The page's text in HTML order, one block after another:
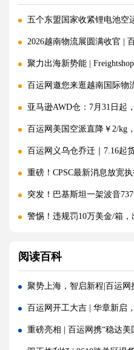
五个东盟国家收紧锂电池空
2026越南物流展圆满收官 |
聚力出海新势能 |
百运网邀您来逛越南国际物
亚马逊AWD仓：7月31日起
百运网美国空派直降￥2/kg
百运网义乌仓乔迁｜7.16起
重磅！CPSC最新消息放宽
突发！巴基斯坦一架波音737
警惕！违规罚10万美金/箱，
警报!美国海关连发四道“封
百运网邀您来上海双年展逛
百运网端午假期不打烊，各
高光时刻 | 百运网携“稳达
疯涨!海运巨头集体抬价，
阅读百科
聚势上海，智启新程|百运
百运网开工大吉 | 华章新启
重磅亮相 | 百运网携“稳达